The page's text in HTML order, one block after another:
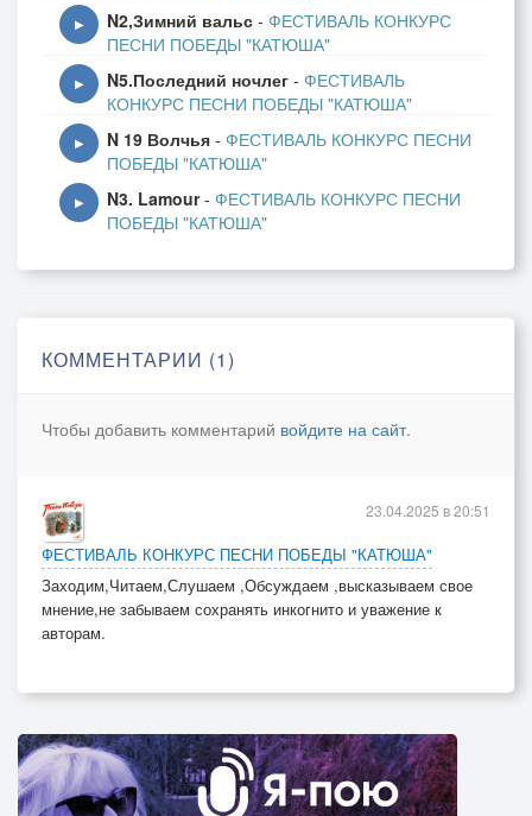
Полк бессмертный рекой бесконечной
По проспектам опять потечёт,
Скорбь и гордость сплетая навечно,
Предъявляя за прошлое счёт.
Помним тех, кто с Победой вернулись,
Помним тех, кто в полях полегли,
Кто в жестоких боях не согнулись,
И правнуки отправились служить,
Десятки лет со Дня Победы пролетели,
Открывает небесный «парад»…
▶ N2,Зимний вальс - ФЕСТИВАЛЬ КОНКУРС
ПЕСНИ ПОБЕДЫ "КАТЮША"
▶ N5.Последний ночлег - ФЕСТИВАЛЬ
КОНКУРС ПЕСНИ ПОБЕДЫ "КАТЮША"
▶ N 19 Волчья - ФЕСТИВАЛЬ КОНКУРС ПЕСНИ
ПОБЕДЫ "КАТЮША"
▶ N3. Lamour- ФЕСТИВАЛЬ КОНКУРС ПЕСНИ
ПОБЕДЫ "КАТЮША"
КОММЕНТАРИИ (1)
Чтобы добавить комментарий войдите на сайт.
ФЕСТИВАЛЬ КОНКУРС ПЕСНИ ПОБЕДЫ "КАТЮША"
Заходим,Читаем,Слушаем ,Обсуждаем ,высказываем свое
мнение,не забываем сохранять инкогнито и уважение к
авторам.
23.04.2025 в 20:51